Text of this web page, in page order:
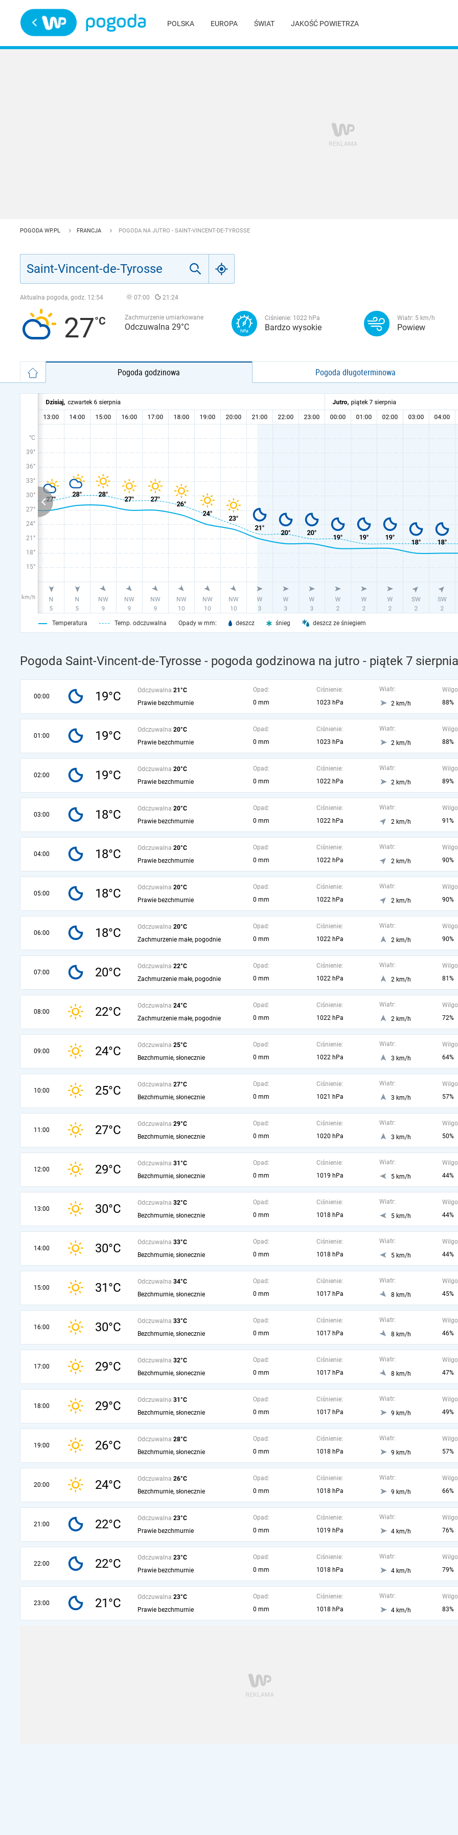
POLSKA EUROPA ŚWIAT JAKOŚĆ POWIETRZA
POGODA WP.PL FRANCJA POGODA NA JUTRO - SAINT-VINCENT-DE-TYROSSE
Aktualna pogoda, godz. 12:54 07:00 21:24
27 Zachmurzenie umiarkowane
Odczuwalna 29°C
Ciśnienie: 1022 hPa
Bardzo wysokie
Wiatr: 5 km/h
Powiew
Pogoda godzinowa Pogoda długoterminowa
°C
39°
36°
33°
30°
27°
24°
21°
18°
15°
km/h
Temperatura Temp. odczuwalna Opady w mm: deszcz śnieg deszcz ze śniegiem
Pogoda Saint-Vincent-de-Tyrosse - pogoda godzinowa na jutro - piątek 7 sierpnia
00:00 19°C Odczuwalna 21°C
Prawie bezchmurnie
Opad:
0 mm
Ciśnienie:
1023 hPa
Wiatr:
2 km/h
88%
01:00 19°C Odczuwalna 20°C
Prawie bezchmurnie
Opad:
0 mm
Ciśnienie:
1023 hPa
Wiatr:
2 km/h
88%
02:00 19°C Odczuwalna 20°C
Prawie bezchmurnie
Opad:
0 mm
Ciśnienie:
1022 hPa
Wiatr:
2 km/h
89%
03:00 18°C Odczuwalna 20°C
Prawie bezchmurnie
Opad:
0 mm
Ciśnienie:
1022 hPa
Wiatr:
2 km/h
91%
04:00 18°C Odczuwalna 20°C
Prawie bezchmurnie
Opad:
0 mm
Ciśnienie:
1022 hPa
Wiatr:
2 km/h
90%
05:00 18°C Odczuwalna 20°C
Prawie bezchmurnie
Opad:
0 mm
Ciśnienie:
1022 hPa
Wiatr:
2 km/h
90%
06:00 18°C Odczuwalna 20°C
Zachmurzenie małe, pogodnie
Opad:
0 mm
Ciśnienie:
1022 hPa
Wiatr:
2 km/h
90%
07:00 20°C Odczuwalna 22°C
Zachmurzenie małe, pogodnie
Opad:
0 mm
Ciśnienie:
1022 hPa
Wiatr:
2 km/h
81%
08:00 22°C Odczuwalna 24°C
Zachmurzenie małe, pogodnie
Opad:
0 mm
Ciśnienie:
1022 hPa
Wiatr:
2 km/h
72%
09:00 24°C Odczuwalna 25°C
Bezchmurnie, słonecznie
Opad:
0 mm
Ciśnienie:
1022 hPa
Wiatr:
3 km/h
64%
10:00 25°C Odczuwalna 27°C
Bezchmurnie, słonecznie
Opad:
0 mm
Ciśnienie:
1021 hPa
Wiatr:
3 km/h
57%
11:00 27°C Odczuwalna 29°C
Bezchmurnie, słonecznie
Opad:
0 mm
Ciśnienie:
1020 hPa
Wiatr:
3 km/h
50%
12:00 29°C Odczuwalna 31°C
Bezchmurnie, słonecznie
Opad:
0 mm
Ciśnienie:
1019 hPa
Wiatr:
5 km/h
44%
13:00 30°C Odczuwalna 32°C
Bezchmurnie, słonecznie
Opad:
0 mm
Ciśnienie:
1018 hPa
Wiatr:
5 km/h
44%
14:00 30°C Odczuwalna 33°C
Bezchmurnie, słonecznie
Opad:
0 mm
Ciśnienie:
1018 hPa
Wiatr:
5 km/h
44%
15:00 31°C Odczuwalna 34°C
Bezchmurnie, słonecznie
Opad:
0 mm
Ciśnienie:
1017 hPa
Wiatr:
8 km/h
45%
16:00 30°C Odczuwalna 33°C
Bezchmurnie, słonecznie
Opad:
0 mm
Ciśnienie:
1017 hPa
Wiatr:
8 km/h
46%
17:00 29°C Odczuwalna 32°C
Bezchmurnie, słonecznie
Opad:
0 mm
Ciśnienie:
1017 hPa
Wiatr:
8 km/h
47%
18:00 29°C Odczuwalna 31°C
Bezchmurnie, słonecznie
Opad:
0 mm
Ciśnienie:
1017 hPa
Wiatr:
9 km/h
49%
19:00 26°C Odczuwalna 28°C
Bezchmurnie, słonecznie
Opad:
0 mm
Ciśnienie:
1018 hPa
Wiatr:
9 km/h
57%
20:00 24°C Odczuwalna 26°C
Bezchmurnie, słonecznie
Opad:
0 mm
Ciśnienie:
1018 hPa
Wiatr:
9 km/h
66%
21:00 22°C Odczuwalna 23°C
Prawie bezchmurnie
Opad:
0 mm
Ciśnienie:
1019 hPa
Wiatr:
4 km/h
76%
22:00 22°C Odczuwalna 23°C
Prawie bezchmurnie
Opad:
0 mm
Ciśnienie:
1018 hPa
Wiatr:
4 km/h
79%
23:00 21°C Odczuwalna 23°C
Prawie bezchmurnie
Opad:
0 mm
Ciśnienie:
1018 hPa
Wiatr:
4 km/h
83%